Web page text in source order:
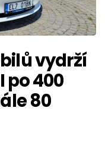
vydrží
po 400
80